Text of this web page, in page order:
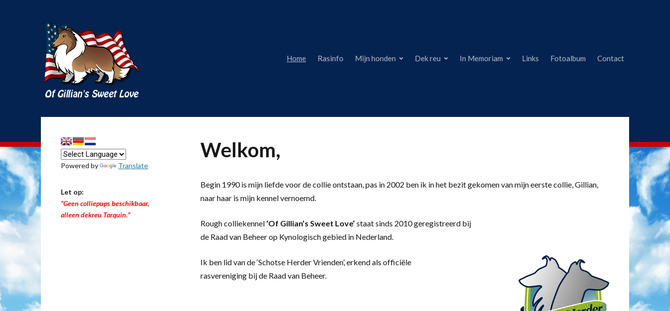
Home Rasinfo Mijn honden Dek reu In Memoriam Links Fotoalbum Contact
Welkom,
Begin 1990 is mijn liefde voor de collie ontstaan, pas in 2002 ben ik in het bezit gekomen van mijn eerste collie, Gillian,
naar haar is mijn kennel vernoemd.
Rough colliekennel ‘Of Gillian’s Sweet Love’ staat sinds 2010 geregistreerd bij
de Raad van Beheer op Kynologisch gebied in Nederland.
Ik ben lid van de ‘Schotse Herder Vrienden’, erkend als officiële
rasvereniging bij de Raad van Beheer.
Powered by Translate
Let op:
“Geen colliepups beschikbaar,
alleen dekreu Tarquin.”